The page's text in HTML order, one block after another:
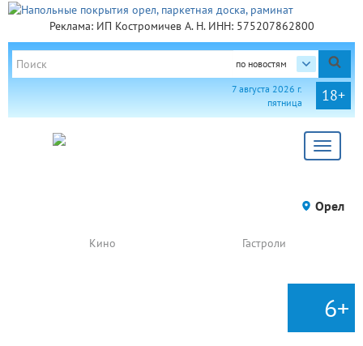
Реклама: ИП Костромичев А. Н. ИНН: 575207862800
по новостям
18+
7 августа 2026 г.
пятница
Toggle
Орел
Кино Гастроли
6+